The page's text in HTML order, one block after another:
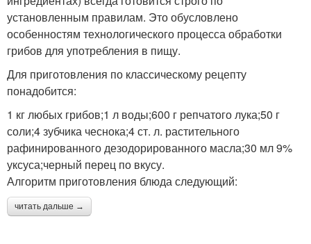
установленным правилам. Это обусловлено
особенностям технологического процесса обработки
грибов для употребления в пищу.
Для приготовления по классическому рецепту
понадобится:
1 кг любых грибов;1 л воды;600 г репчатого лука;50 г
соли;4 зубчика чеснока;4 ст. л. растительного
рафинированного дезодорированного масла;30 мл 9%
уксуса;черный перец по вкусу.
Алгоритм приготовления блюда следующий:
читать дальше →